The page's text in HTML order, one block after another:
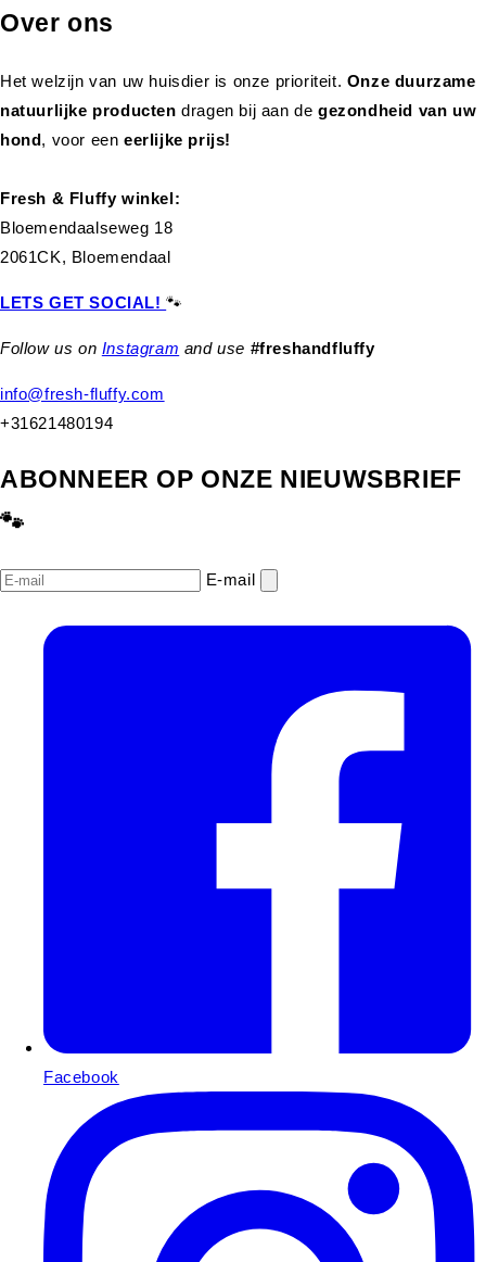
Over ons
Het welzijn van uw huisdier is onze prioriteit. Onze duurzame
natuurlijke productendragen bij aan de gezondheid van uw
hond, voor eeneerlijke prijs!
Fresh & Fluffy winkel:
Bloemendaalseweg 18
2061CK, Bloemendaal
LETS GET SOCIAL!🐾
Follow us on Instagram and use #freshandfluffy
info@fresh-fluffy.com
+31621480194
ABONNEER OP ONZE NIEUWSBRIEF
🐾
E‑mail
Facebook